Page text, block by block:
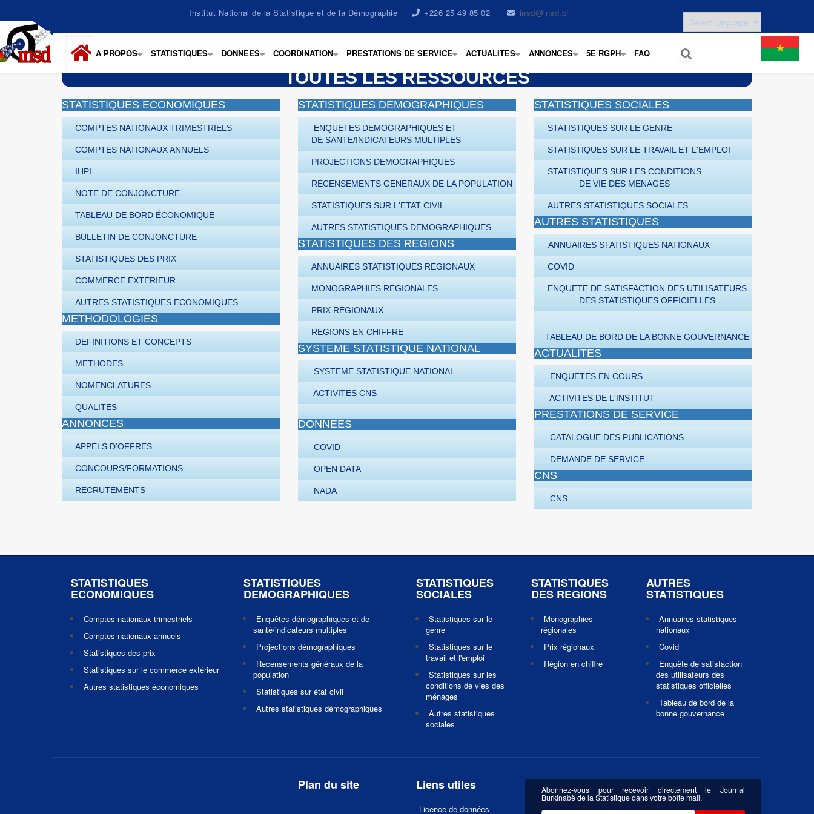
contenu
principal
Institut National de la Statistique et de la Démographie +226 25 49 85 02 insd@insd.bf
+
A PROPOS
+
STATISTIQUES
+
DONNEES
+
COORDINATION
+
PRESTATIONS DE SERVICE
+
ACTUALITES
+
ANNONCES
+
5E RGPH FAQ
TOUTES LES RESSOURCES
STATISTIQUES ECONOMIQUES
COMPTES NATIONAUX TRIMESTRIELS
COMPTES NATIONAUX ANNUELS
IHPI
NOTE DE CONJONCTURE
TABLEAU DE BORD ÉCONOMIQUE
BULLETIN DE CONJONCTURE
STATISTIQUES DES PRIX
COMMERCE EXTÉRIEUR
AUTRES STATISTIQUES ECONOMIQUES
METHODOLOGIES
DEFINITIONS ET CONCEPTS
METHODES
NOMENCLATURES
QUALITES
ANNONCES
APPELS D'OFFRES
CONCOURS/FORMATIONS
RECRUTEMENTS
STATISTIQUES DEMOGRAPHIQUES
ENQUETES DEMOGRAPHIQUES ET
DE SANTE/INDICATEURS MULTIPLES
PROJECTIONS DEMOGRAPHIQUES
RECENSEMENTS GENERAUX DE LA POPULATION
STATISTIQUES SUR L'ETAT CIVIL
AUTRES STATISTIQUES DEMOGRAPHIQUES
STATISTIQUES DES REGIONS
ANNUAIRES STATISTIQUES REGIONAUX
MONOGRAPHIES REGIONALES
PRIX REGIONAUX
REGIONS EN CHIFFRE
SYSTEME STATISTIQUE NATIONAL
SYSTEME STATISTIQUE NATIONAL
ACTIVITES CNS
DONNEES
COVID
OPEN DATA
NADA
STATISTIQUES SOCIALES
STATISTIQUES SUR LE GENRE
STATISTIQUES SUR LE TRAVAIL ET L'EMPLOI
STATISTIQUES SUR LES CONDITIONS
DE VIE DES MENAGES
AUTRES STATISTIQUES SOCIALES
AUTRES STATISTIQUES
ANNUAIRES STATISTIQUES NATIONAUX
COVID
ENQUETE DE SATISFACTION DES UTILISATEURS
DES STATISTIQUES OFFICIELLES
TABLEAU DE BORD DE LA BONNE GOUVERNANCE
ACTUALITES
ENQUETES EN COURS
ACTIVITES DE L'INSTITUT
PRESTATIONS DE SERVICE
CATALOGUE DES PUBLICATIONS
DEMANDE DE SERVICE
CNS
CNS
STATISTIQUES
ECONOMIQUES
Comptes nationaux trimestriels
Comptes nationaux annuels
Statistiques des prix
Statistiques sur le commerce extérieur
Autres statistiques économiques
STATISTIQUES
DEMOGRAPHIQUES
Enquêtes démographiques et de
santé/indicateurs multiples
Projections démographiques
Recensements généraux de la
population
Statistiques sur état civil
Autres statistiques démographiques
STATISTIQUES
SOCIALES
Statistiques sur le
genre
Statistiques sur le
travail et l'emploi
Statistiques sur les
conditions de vies des
ménages
Autres statistiques
sociales
STATISTIQUES
DES REGIONS
Monographies
régionales
Prix régionaux
Région en chiffre
AUTRES
STATISTIQUES
Annuaires statistiques
nationaux
Covid
Enquête de satisfaction
des utilisateurs des
statistiques officielles
Tableau de bord de la
bonne gouvernance
Plan du site Liens utiles
Licence de données
Abonnez-vous pour recevoir directement le Journal
Burkinabè de la Statistique dans votre boîte mail.